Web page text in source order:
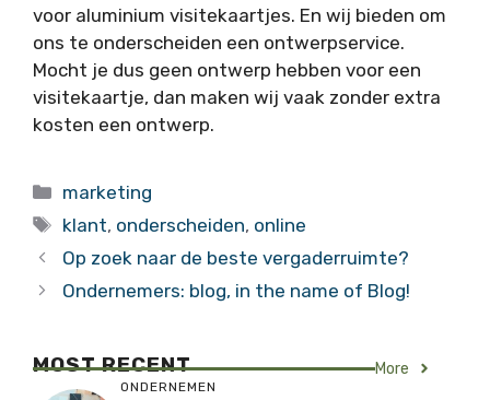
voor aluminium visitekaartjes. En wij bieden om
ons te onderscheiden een ontwerpservice.
Mocht je dus geen ontwerp hebben voor een
visitekaartje, dan maken wij vaak zonder extra
kosten een ontwerp.
Categorieën
marketing
Tags
klant, onderscheiden, online
Op zoek naar de beste vergaderruimte?
Ondernemers: blog, in the name of Blog!
MOST RECENT More
ONDERNEMEN